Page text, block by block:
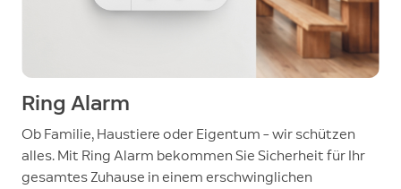
Ring Alarm
Ob Familie, Haustiere oder Eigentum – wir schützen
alles. Mit Ring Alarm bekommen Sie Sicherheit für Ihr
gesamtes Zuhause in einem erschwinglichen